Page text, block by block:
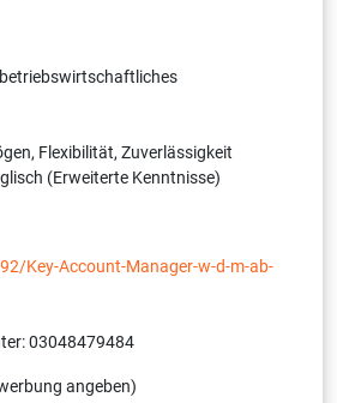
Flexibilität, Zuverlässigkeit
(Erweiterte Kenntnisse)
Key-Account-Manager-w-d-m-ab-
03048479484
angeben)